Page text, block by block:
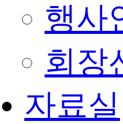
행사
회장
자료실